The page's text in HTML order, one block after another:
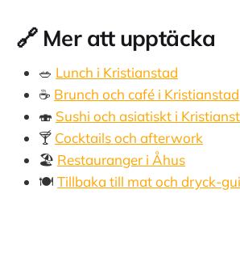
🔗 Mer att upptäcka
🥗 Lunch i Kristianstad
☕ Brunch och café i Kristianstad
🍣 Sushi och asiatiskt i
🍸 Cocktails och afterwork
🏖️ Restauranger i Åhus
🍽️ Tillbaka till mat och dryck-